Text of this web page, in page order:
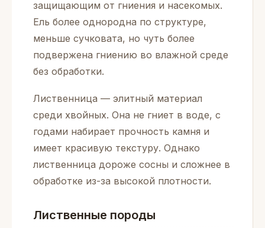
защищающим от гниения и насекомых.
Ель более однородна по структуре,
меньше сучковата, но чуть более
подвержена гниению во влажной среде
без обработки.
Лиственница — элитный материал
среди хвойных. Она не гниет в воде, с
годами набирает прочность камня и
имеет красивую текстуру. Однако
лиственница дороже сосны и сложнее в
обработке из-за высокой плотности.
Лиственные породы